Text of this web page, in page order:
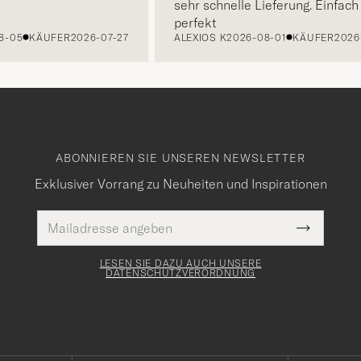
KÄUFER2026-07-27
sehr schnelle Lieferung. Einfach
perfekt
ALEXIOS K2026-08-01 KÄUFER 2026-
ABONNIEREN SIE UNSEREN NEWSLETTER
Exklusiver Vorrang zu Neuheiten und Inspirationen
Mail
Adresse
Pflichtfeld
Submit
Newsletter
LESEN SIE DAZU AUCH UNSERE
DATENSCHUTZVERORDNUNG